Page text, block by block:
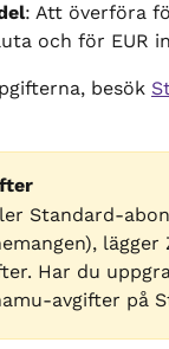
: Att överföra
och för EUR
besök
Standard-
Har du
avgifter på